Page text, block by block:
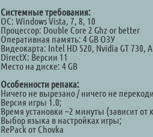
Системные требования:
ОС: Windows Vista, 7, 8, 10
Процессор: Double Core 2 Ghz or better
Оперативная память: 4 GB ОЗУ
Видеокарта: Intel HD 520, Nvidia GT 730,
DirectX: Версии 11
Место на диске: 4 GB
Особенности репака:
Ничего не вырезано / ничего не
Версия игры 1.0;
Время установки ~2 минуты (зависит от
Выбор языка в настройках игры;
RePack от Chovka